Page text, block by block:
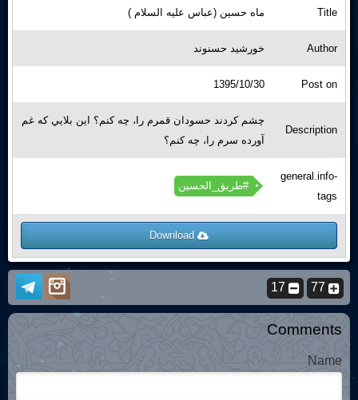
Title ماه حسین (عباس علیه السلام )
Author خورشید حسنوند
Post on
1395/10/30
Description
چشم كردند حسودان قمرم را، چه كنم؟ اين بلايي كه غم
آورده سرم را، چه كنم؟
general.info-
tags
#طریق_الحسین
77
17
Comments
Name